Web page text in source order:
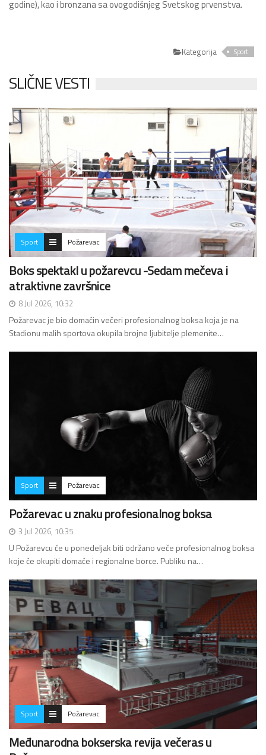
godine), kao i bronzana sa ovogodišnjeg Svetskog prvenstva.
Kategorija Sport
SLIČNE VESTI
Sport Požarevac
Boks spektakl u požarevcu -Sedam mečeva i
atraktivne završnice
8 Jul 2026, 10:32
Požarevac je bio domaćin večeri profesionalnog boksa koja je na
Stadionu malih sportova okupila brojne ljubitelje plemenite…
Sport Požarevac
Požarevac u znaku profesionalnog boksa
3 Jul 2026, 10:35
U Požarevcu će u ponedeljak biti održano veče profesionalnog boksa
koje će okupiti domaće i regionalne borce. Publiku na…
Sport Požarevac
Međunarodna bokserska revija večeras u